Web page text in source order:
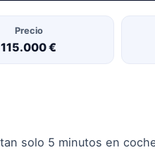
Precio
115.000 €
solo 5 minutos en